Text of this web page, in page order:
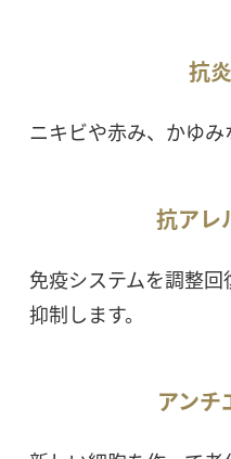
抗
ニキビや赤み、かゆみ
抗アレ
免疫システムを調整
抑制します。
アンチ